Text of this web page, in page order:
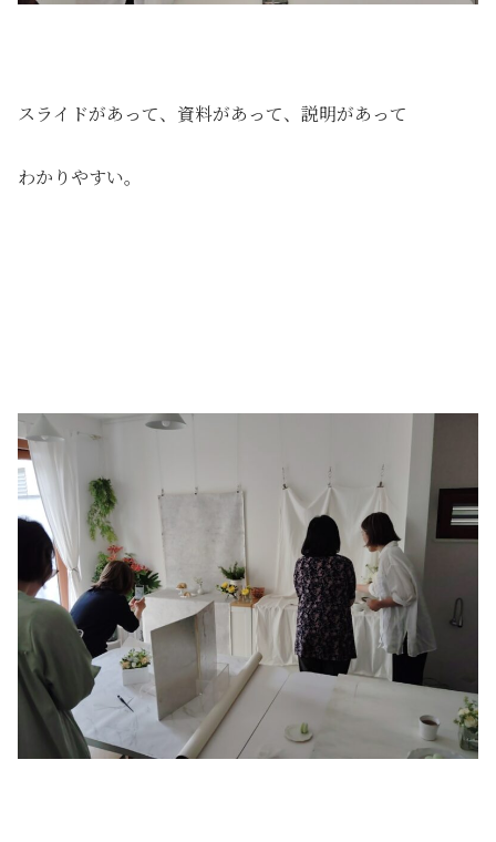
スライドがあって、資料があって、説明があって
わかりやすい。